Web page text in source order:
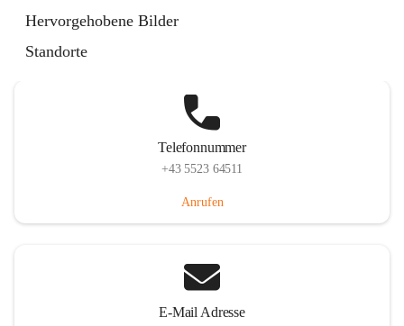
Hervorgehobene Bilder
Standorte
Telefonnummer
+43 5523 64511
Anrufen
E-Mail Adresse